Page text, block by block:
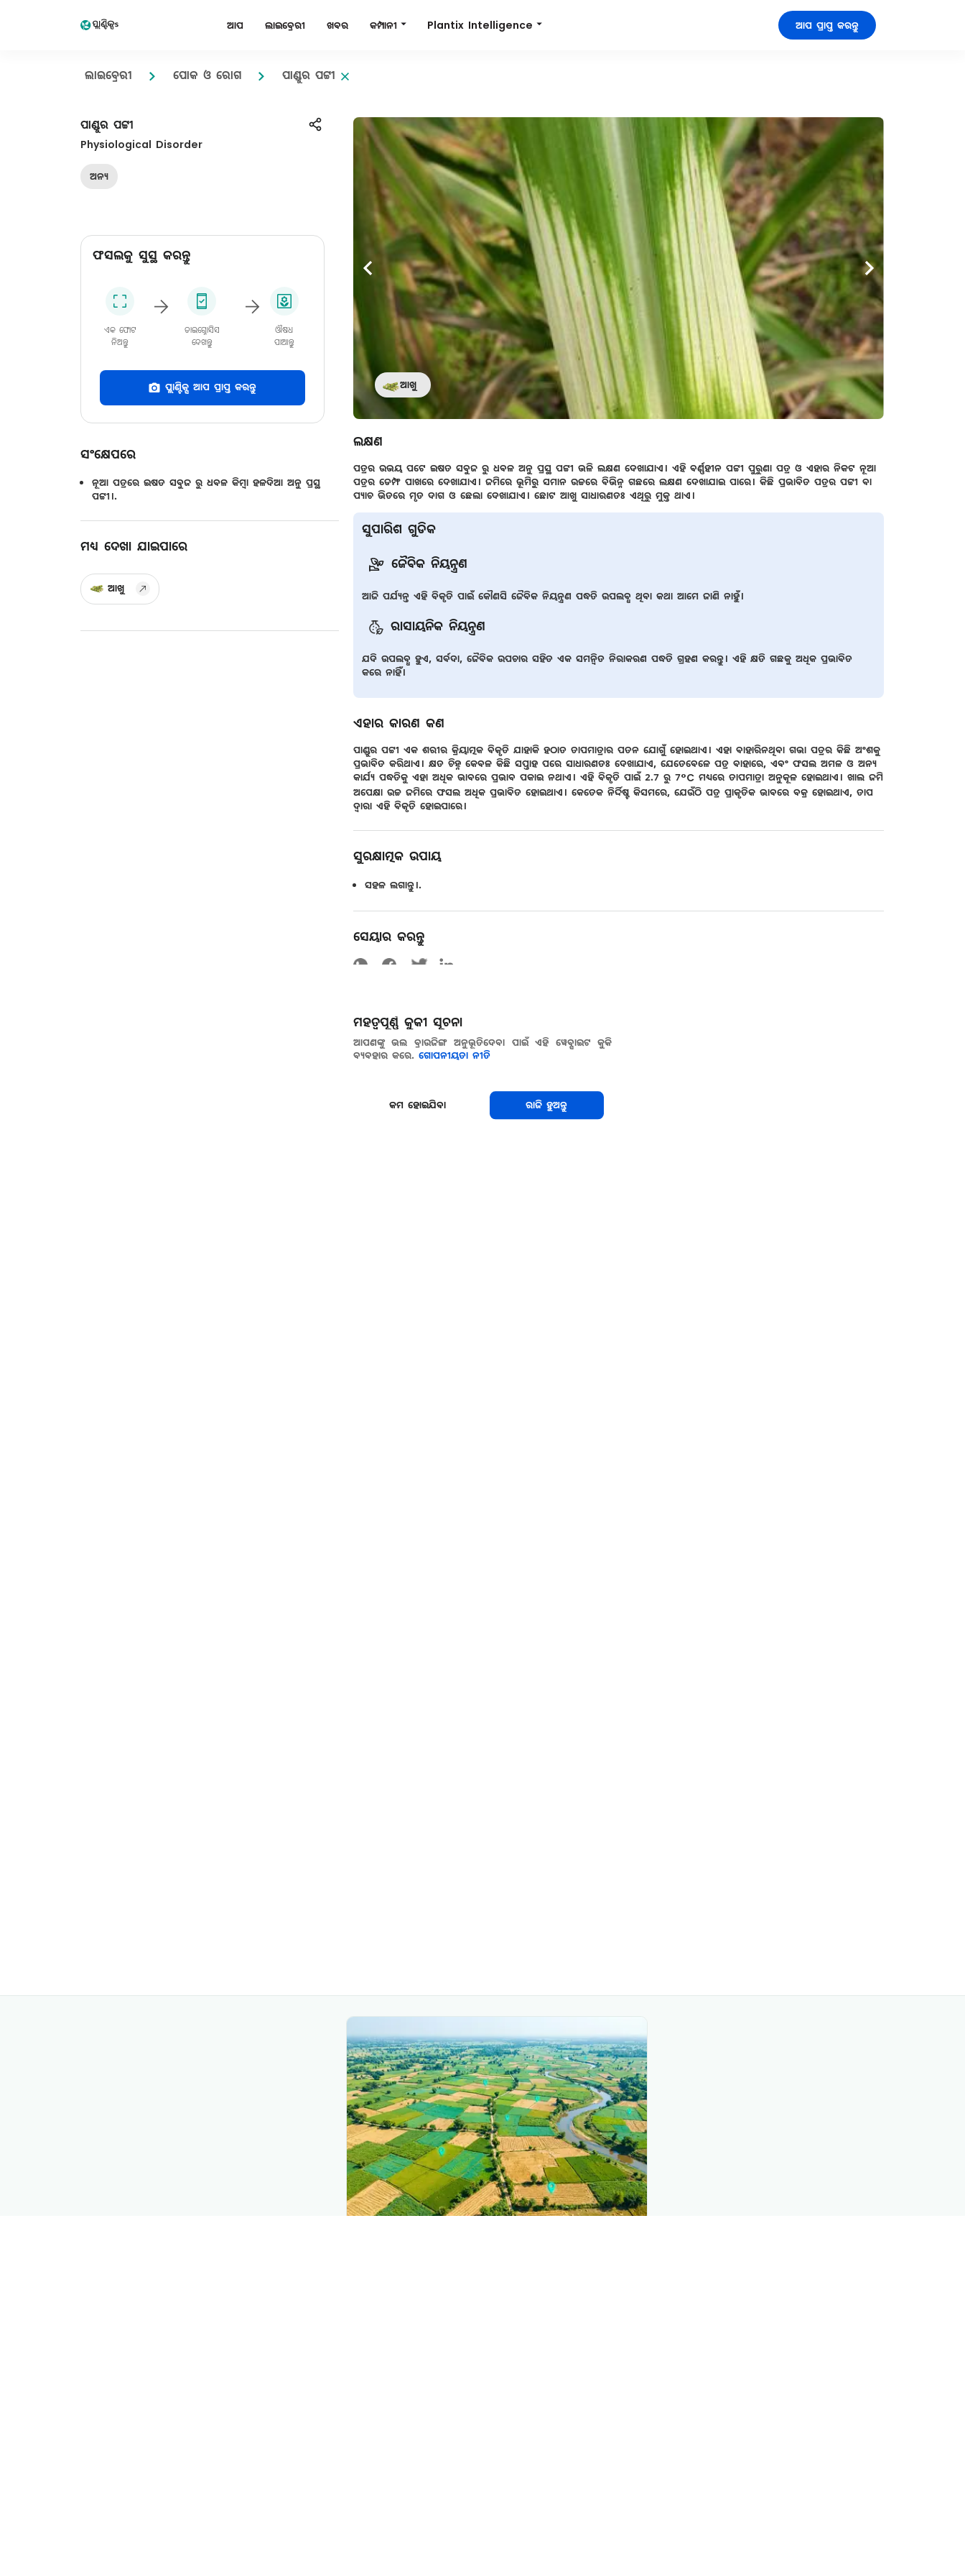
ଆପ ଲାଇବ୍ରେରୀ ଖବର କମ୍ପାନୀ Plantix Intelligence ଆପ ପ୍ରାପ୍ତ କରନ୍ତୁ
ଲାଇବ୍ରେରୀ ପୋକ ଓ ରୋଗ ପାଣ୍ଡୁର ପଟ୍ଟୀ
ପାଣ୍ଡୁର ପଟ୍ଟୀ
Physiological Disorder
ଅନ୍ୟ
ଫସଲକୁ ସୁସ୍ଥ କରନ୍ତୁ
ଏକ ଫୋଟ
ନିଅନ୍ତୁ
ଡାଇଗ୍ନୋସିସ
ଦେଖନ୍ତୁ
ଔଷଧ
ପାଆନ୍ତୁ
ପ୍ଲାଣ୍ଟିକ୍ସ ଆପ ପ୍ରାପ୍ତ କରନ୍ତୁ
ସଂକ୍ଷେପରେ
ନୂଆ ପତ୍ରରେ ଇଷତ ସବୁଜ ରୁ ଧବଳ କିମ୍ବା ହଳଦିଆ ଅନୁ ପ୍ରସ୍ଥ
ପଟ୍ଟୀ।.
ମଧ୍ୟ ଦେଖା ଯାଇପାରେ
ଆଖୁ
ଆଖୁ
ଲକ୍ଷଣ
ପତ୍ରର ଉଭୟ ପଟେ ଇଷତ ସବୁଜ ରୁ ଧବଳ ଅନୁ ପ୍ରସ୍ଥ ପଟ୍ଟୀ ଭଳି ଲକ୍ଷଣ ଦେଖାଯାଏ। ଏହି ବର୍ଣ୍ଣହୀନ ପଟ୍ଟୀ ପୁରୁଣା ପତ୍ର ଓ ଏହାର ନିକଟ ନୂଆ
ପତ୍ରର ଡେମ୍ଫ ପାଖରେ ଦେଖାଯାଏ। ଜମିରେ ଭୂମିରୁ ସମାନ ଉଚ୍ଚରେ ବିଭିନ୍ନ ଗଛରେ ଲକ୍ଷଣ ଦେଖାଯାଇ ପାରେ। କିଛି ପ୍ରଭାବିତ ପତ୍ରର ପଟ୍ଟୀ ବା
ପ୍ୟାଚ ଭିତରେ ମୃତ ଦାଗ ଓ ଛେଲା ଦେଖାଯାଏ। ଛୋଟ ଆଖୁ ସାଧାରଣତଃ ଏଥିରୁ ମୁକ୍ତ ଥାଏ।
ସୁପାରିଶ ଗୁଡିକ
ଜୈବିକ ନିୟନ୍ତ୍ରଣ
ଆଜି ପର୍ଯ୍ୟନ୍ତ ଏହି ବିକୃତି ପାଇଁ କୌଣସି ଜୈବିକ ନିୟନ୍ତ୍ରଣ ପଦ୍ଧତି ଉପଲବ୍ଧ ଥିବା କଥା ଆମେ ଜାଣି ନାହୁଁ।
ରାସାୟନିକ ନିୟନ୍ତ୍ରଣ
ଯଦି ଉପଲବ୍ଧ ହୁଏ, ସର୍ବଦା, ଜୈବିକ ଉପଚାର ସହିତ ଏକ ସମନ୍ଵିତ ନିରାକରଣ ପଦ୍ଧତି ଗ୍ରହଣ କରନ୍ତୁ। ଏହି କ୍ଷତି ଗଛକୁ ଅଧିକ ପ୍ରଭାବିତ
କରେ ନାହିଁ।
ଏହାର କାରଣ କଣ
ପାଣ୍ଡୁର ପଟ୍ଟୀ ଏକ ଶରୀର କ୍ରିୟାତ୍ମକ ବିକୃତି ଯାହାକି ହଠାତ ତାପମାତ୍ରାର ପତନ ଯୋଗୁଁ ହୋଇଥାଏ। ଏହା ବାହାରିନଥିବା ଗଭା ପତ୍ରର କିଛି ଅଂଶକୁ
ପ୍ରଭାବିତ କରିଥାଏ। କ୍ଷତ ଚିହ୍ନ କେବଳ କିଛି ସପ୍ତାହ ପରେ ସାଧାରଣତଃ ଦେଖାଯାଏ, ଯେତେବେଳେ ପତ୍ର ବାହାରେ, ଏବଂ ଫସଲ ଅମଳ ଓ ଅନ୍ୟ
କାର୍ଯ୍ୟ ପଦ୍ଧତିକୁ ଏହା ଅଧିକ ଭାବରେ ପ୍ରଭାବ ପକାଇ ନଥାଏ। ଏହି ବିକୃତି ପାଇଁ 2.7 ରୁ 7°C ମଧ୍ୟରେ ତାପମାତ୍ରା ଅନୁକୂଳ ହୋଇଥାଏ। ଖାଲ ଜମି
ଅପେକ୍ଷା ଉଚ୍ଚ ଜମିରେ ଫସଲ ଅଧିକ ପ୍ରଭାବିତ ହୋଇଥାଏ। କେତେକ ନିର୍ଦ୍ଦିଷ୍ଟ କିସମରେ, ଯେଉଁଠି ପତ୍ର ପ୍ରାକୃତିକ ଭାବରେ ବକ୍ର ହୋଇଥାଏ, ତାପ
ଦ୍ଵାରା ଏହି ବିକୃତି ହୋଇପାରେ।
ସୁରକ୍ଷାତ୍ମକ ଉପାୟ
ସହଳ ଲଗାନ୍ତୁ।.
ସେୟାର କରନ୍ତୁ
ମହତ୍ୱପୂର୍ଣ୍ଣ କୁକୀ ସୂଚନା
ଆପଣଙ୍କୁ ଭଲ ବ୍ରାଉଜିଙ୍ଗ ଅନୁଭୂତିଦେବା ପାଇଁ ଏହି ୱେବ୍ସାଇଟ କୁକି
ବ୍ୟବହାର କରେ. ଗୋପନୀୟତା ନୀତି
କମ ହୋଇଯିବା ରାଜି ହୁଅନ୍ତୁ